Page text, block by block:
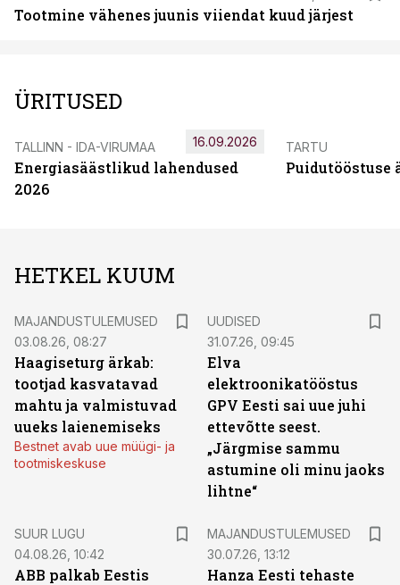
Tootmine vähenes juunis viiendat kuud järjest
ÜRITUSED
TALLINN - IDA-VIRUMAA
Energiasäästlikud lahendused
2026
16.09.2026 TARTU
Puidutööstuse
HETKEL KUUM
MAJANDUSTULEMUSED
03.08.26, 08:27
Haagiseturg ärkab:
tootjad kasvatavad
mahtu ja valmistuvad
uueks laienemiseks
Bestnet avab uue müügi- ja
tootmiskeskuse
UUDISED
31.07.26, 09:45
Elva
elektroonikatööstus
GPV Eesti sai uue juhi
ettevõtte seest.
„Järgmise sammu
astumine oli minu jaoks
lihtne“
SUUR LUGU
04.08.26, 10:42
ABB palkab Eestis
MAJANDUSTULEMUSED
30.07.26, 13:12
Hanza Eesti tehaste